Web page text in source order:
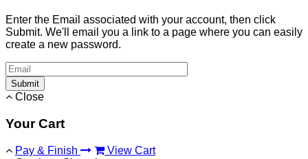
Enter the Email associated with your account, then click
Submit. We'll email you a link to a page where you can easily
create a new password.
Submit
Close
Your Cart
Pay & Finish
View Cart